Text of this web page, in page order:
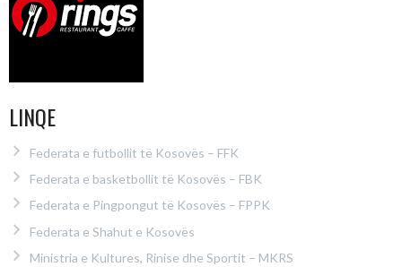
LINQE
Federata e futbollit të Kosovës – FFK
Federata e basketbollit të Kosovës – FBK
Federata e Pingpongut të Kosovës – FPPK
Federata e Shahut e Kosovës
Ministria e Kultures, Rinise dhe Sportit – MKRS